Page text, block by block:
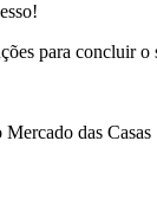
para concluir o
das Casas